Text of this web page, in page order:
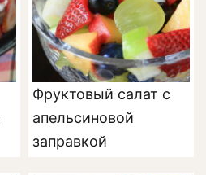
Фруктовый салат с
апельсиновой
заправкой